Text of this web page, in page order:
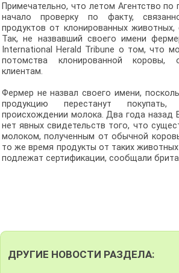
Примечательно, что летом Агентство
начало проверку по факту,
продуктов от клонированных
Так, не назвавший своего имени
International Herald Tribune о том, что
потомства клонированной
клиентам.
Фермер не назвал своего имени,
продукцию перестанут
происхождении молока. Два года назад
нет явных свидетельств того, что
молоком, полученным от обычной
то же время продукты от таких
подлежат сертификации, сообщали
ДРУГИЕ НОВОСТИ РАЗДЕЛА: